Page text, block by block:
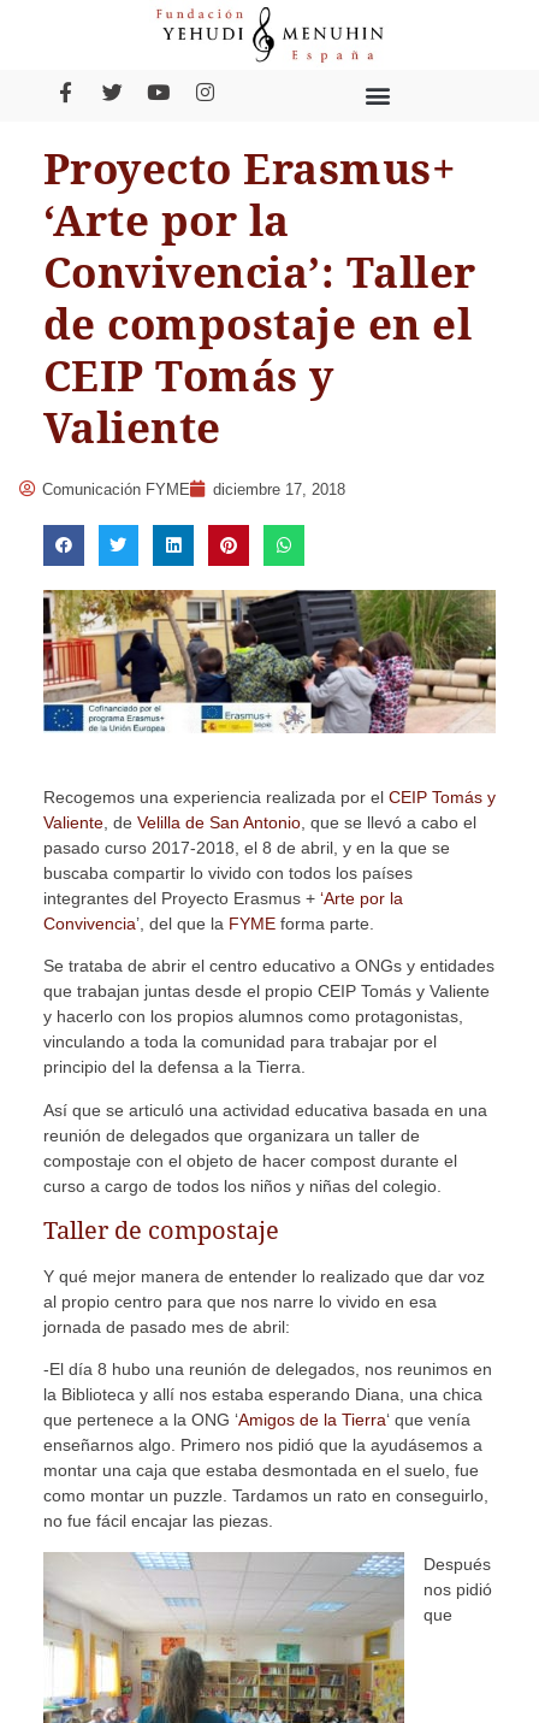
Proyecto Erasmus+
‘Arte por la
Convivencia’: Taller
de compostaje en el
CEIP Tomás y
Valiente
Comunicación FYME diciembre 17, 2018
Recogemos una experiencia realizada por elCEIP Tomás y
Valiente, de Velilla de San Antonio, que se llevó a cabo el
pasado curso 2017-2018, el 8 de abril, y en la que se
buscaba compartir lo vivido con todos los países
integrantes del Proyecto Erasmus + ‘Arte por la
Convivencia’, del que la FYMEforma parte.
Se trataba de abrir el centro educativo a ONGs y entidades
que trabajan juntas desde el propio CEIP Tomás y Valiente
y hacerlo con los propios alumnos como protagonistas,
vinculando a toda la comunidad para trabajar por el
principio del la defensa a la Tierra.
Así que se articuló una actividad educativa basada en una
reunión de delegados que organizara un taller de
compostaje con el objeto de hacer compost durante el
curso a cargo de todos los niños y niñas del colegio.
Taller de compostaje
Y qué mejor manera de entender lo realizado que dar voz
al propio centro para que nos narre lo vivido en esa
jornada de pasado mes de abril:
-El día 8 hubo una reunión de delegados, nos reunimos en
la Biblioteca y allí nos estaba esperando Diana, una chica
que pertenece a la ONG ‘Amigos de la Tierra‘ que venía
enseñarnos algo. Primero nos pidió que la ayudásemos a
montar una caja que estaba desmontada en el suelo, fue
como montar un puzzle. Tardamos un rato en conseguirlo,
no fue fácil encajar las piezas.
Después
nos pidió
que